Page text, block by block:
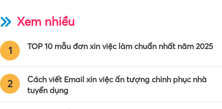
Xem nhiều
1 TOP 10 mẫu đơn xin việc làm chuẩn nhất năm 2025
2
Cách viết Email xin việc ấn tượng chinh phục nhà
tuyển dụng